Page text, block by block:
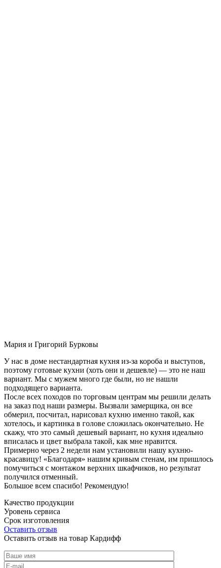
Мария и Григорий Бурковы
У нас в доме нестандартная кухня из-за короба и выступов,
поэтому готовые кухни (хоть они и дешевле) — это не наш
вариант. Мы с мужем много где были, но не нашли
подходящего варианта.
После всех походов по торговым центрам мы решили делать
на заказ под наши размеры. Вызвали замерщика, он все
обмерил, посчитал, нарисовал кухню именно такой, как
хотелось, и картинка в голове сложилась окончательно. Не
скажу, что это самый дешевый вариант, но кухня идеально
вписалась и цвет выбрала такой, как мне нравится.
Примерно через 2 недели нам установили нашу кухню-
красавицу! «Благодаря» нашим кривым стенам, им пришлось
помучиться с монтажом верхних шкафчиков, но результат
получился отменный.
Большое всем спасибо! Рекомендую!
Качество продукции
Уровень сервиса
Срок изготовления
Оставить отзыв
Оставить отзыв на товар Кардифф